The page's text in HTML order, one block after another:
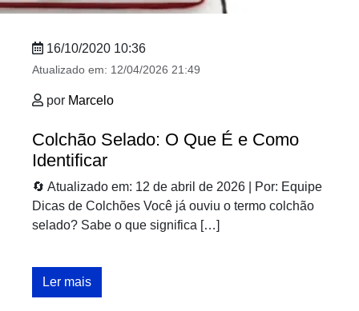
16/10/2020 10:36
Atualizado em: 12/04/2026 21:49
por Marcelo
Colchão Selado: O Que É e Como
Identificar
🔄 Atualizado em: 12 de abril de 2026 | Por: Equipe
Dicas de Colchões Você já ouviu o termo colchão
selado? Sabe o que significa […]
Ler mais